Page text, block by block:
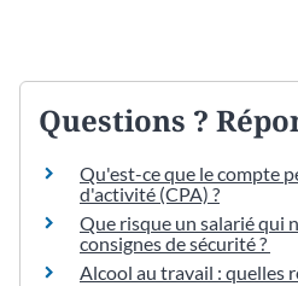
Questions ?
Qu'est-ce que le compte
d'activité (CPA) ?
Que risque un salarié qui
consignes de sécurité ?
Alcool au travail : quelles